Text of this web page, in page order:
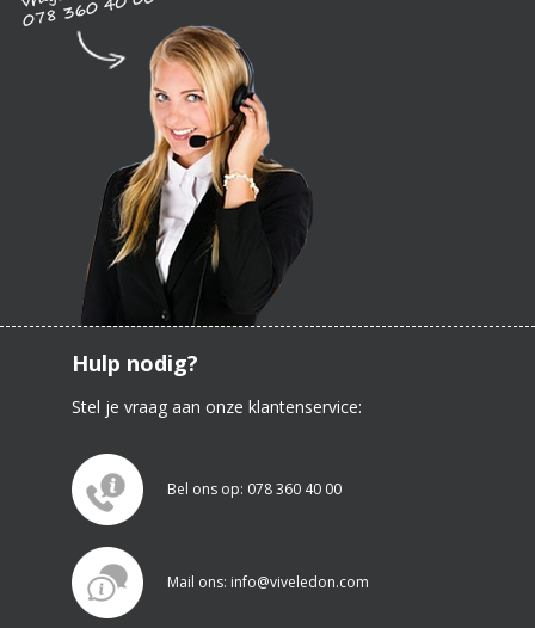
Hulp nodig?
Stel je vraag aan onze klantenservice:
Bel ons op: 078 360 40 00
Mail ons: info@viveledon.com